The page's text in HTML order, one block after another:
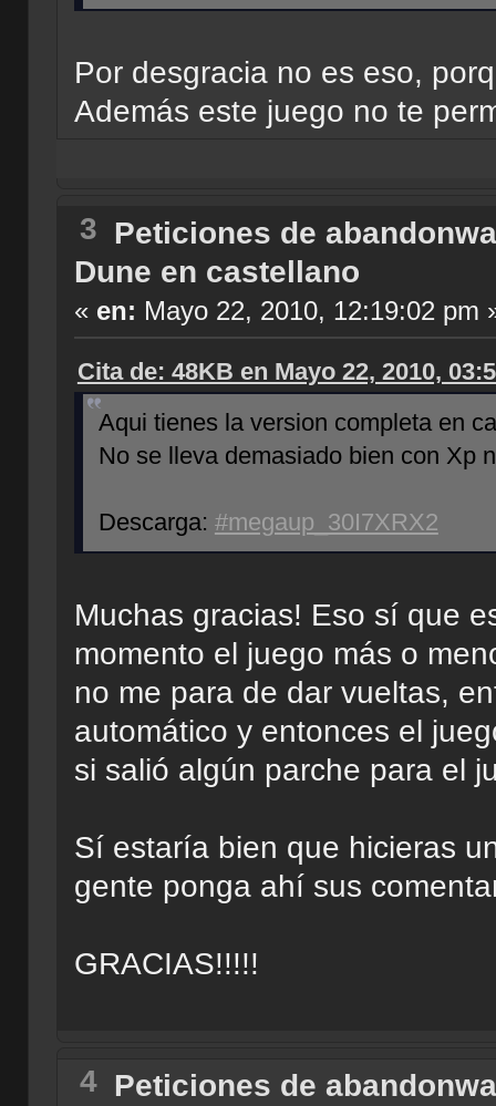
Por desgracia no es eso,
Además este juego no te
3 Peticiones de
Dune en castellano
« en: Mayo 22, 2010, 12:19:02 pm
Cita de: 48KB en Mayo 22, 2010,
Aqui tienes la version completa en
No se lleva demasiado bien con Xp
Descarga: #megaup_30I7XRX2
Muchas gracias! Eso sí que
momento el juego más o
no me para de dar vueltas,
automático y entonces el
si salió algún parche para el
Sí estaría bien que hicieras
gente ponga ahí sus
GRACIAS!!!!!
4 Peticiones de